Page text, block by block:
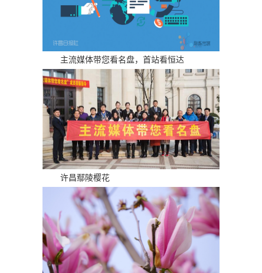
主流媒体带您看名盘，首站看恒达
许昌鄢陵樱花